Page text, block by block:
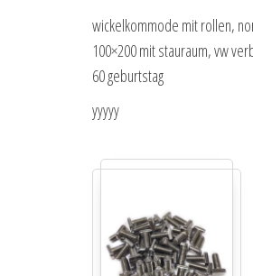
wickelkommode mit rollen,
100×200 mit stauraum, vw
60 geburtstag
yyyyy